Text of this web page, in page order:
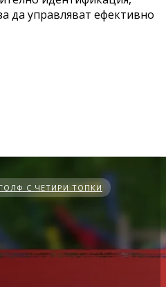
да управляват ефективно
С ЧЕТИРИ ТОПКИ